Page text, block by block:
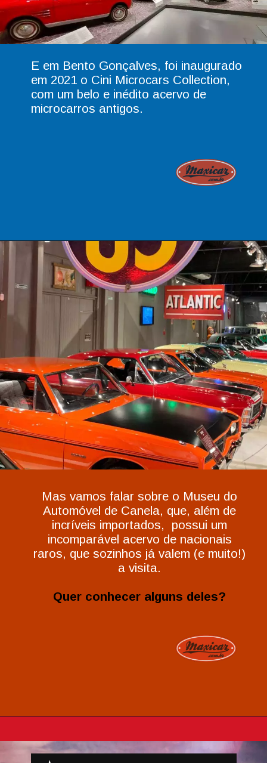
E em Bento Gonçalves, foi inaugurado
em 2021 o Cini Microcars Collection,
com um belo e inédito acervo de
microcarros antigos.
Opening https://www.maxicar.com.br/2021/08/inaugurado-o-primeiro-museu-de-microcarros-do-brasil/
Mas vamos falar sobre o Museu do
Automóvel de Canela, que, além de
incríveis importados, possui um
incomparável acervo de nacionais
raros, que sozinhos já valem (e muito!)
a visita.
Quer conhecer alguns deles?